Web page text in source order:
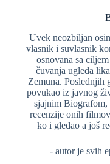
Uvek neozbiljan
vlasnik i suvlasnik
osnovana sa
čuvanja ugleda
Zemuna. Poslednjih
povukao iz javnog
sjajnim Biografom,
recenzije onih
ko i gledao a još
- autor je svih